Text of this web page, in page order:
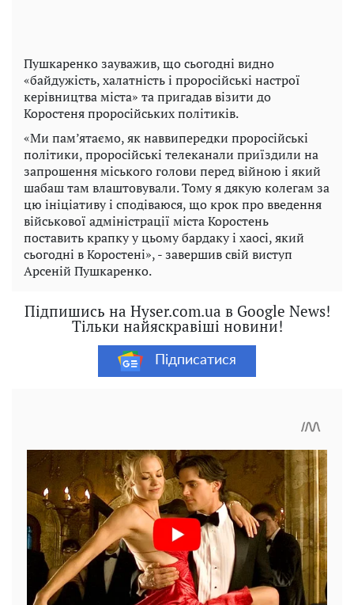
Пушкаренко зауважив, що сьогодні видно
«байдужість, халатність і проросійські настрої
керівництва міста» та пригадав візити до
Коростеня проросійських політиків.
«Ми пам’ятаємо, як наввипередки проросійські
політики, проросійські телеканали приїздили на
запрошення міського голови перед війною і який
шабаш там влаштовували. Тому я дякую колегам за
цю ініціативу і сподіваюся, що крок про введення
військової адміністрації міста Коростень
поставить крапку у цьому бардаку і хаосі, який
сьогодні в Коростені», - завершив свій виступ
Арсеній Пушкаренко.
Підпишись на Hyser.com.ua в Google News!
Тільки найяскравіші новини!
Підписатися